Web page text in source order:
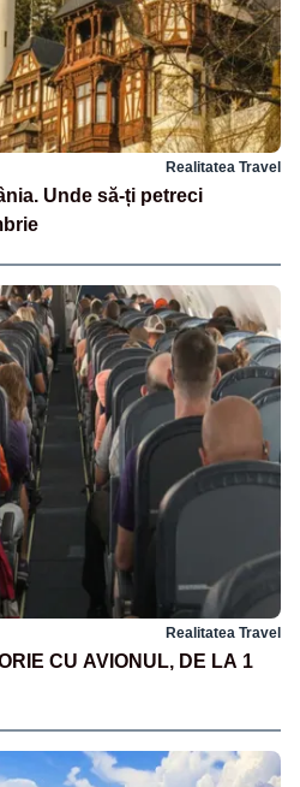
Realitatea Travel
Unde să-ți petreci
Realitatea Travel
CU AVIONUL, DE LA 1